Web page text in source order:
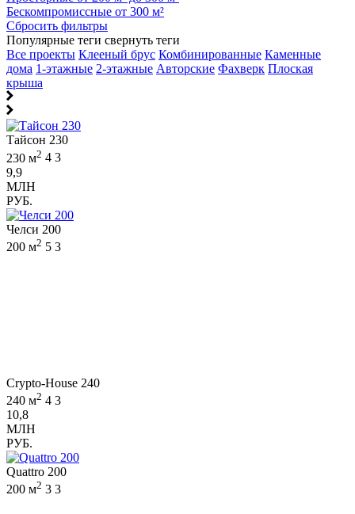
Бескомпромиссные от 300 м²
Сбросить фильтры
Популярные теги свернуть теги
Все проекты Клееный брус Комбинированные Каменные
дома 1-этажные 2-этажные Авторские Фахверк Плоская
крыша
Тайсон 230
230 м2 4 3
9,9
МЛН
РУБ.
Челси 200
200 м2 5 3
Crypto-House 240
240 м2 4 3
10,8
МЛН
РУБ.
Quattro 200
200 м2 3 3